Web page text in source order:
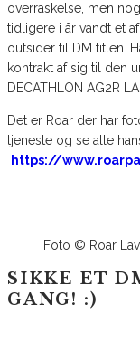
overraskelse, men
tidligere i år vandt et
outsider til DM titlen.
kontrakt af sig til den
DECATHLON AG2R
Det er Roar der har
tjeneste og se alle
https://
Foto © Roar
SIKKE ET
GANG! :)